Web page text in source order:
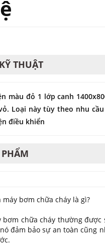
THUẬT
màu đỏ 1 lớp canh
Loại này tùy theo nhu
điều khiển
bơm chữa cháy là gì?
bơm chữa cháy thường
đảm bảo sự an toàn cũng